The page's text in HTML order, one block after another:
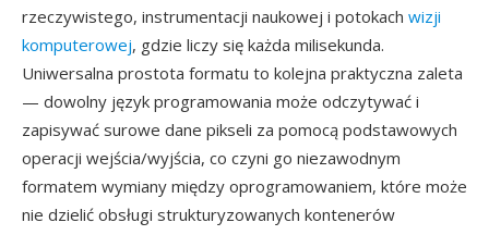
rzeczywistego, instrumentacji naukowej i potokach wizji
komputerowej, gdzie liczy się każda milisekunda.
Uniwersalna prostota formatu to kolejna praktyczna zaleta
— dowolny język programowania może odczytywać i
zapisywać surowe dane pikseli za pomocą podstawowych
operacji wejścia/wyjścia, co czyni go niezawodnym
formatem wymiany między oprogramowaniem, które może
nie dzielić obsługi strukturyzowanych kontenerów